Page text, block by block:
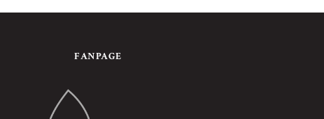
FANPAGE